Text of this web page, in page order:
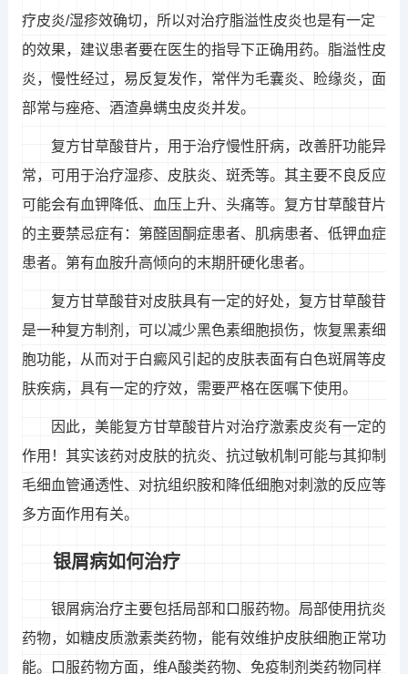
疗皮炎/湿疹效确切，所以对治疗脂溢性皮炎也是有一定
的效果，建议患者要在医生的指导下正确用药。脂溢性皮
炎，慢性经过，易反复发作，常伴为毛囊炎、睑缘炎，面
部常与痤疮、酒渣鼻螨虫皮炎并发。
复方甘草酸苷片，用于治疗慢性肝病，改善肝功能异
常，可用于治疗湿疹、皮肤炎、斑秃等。其主要不良反应
可能会有血钾降低、血压上升、头痛等。复方甘草酸苷片
的主要禁忌症有：第醛固酮症患者、肌病患者、低钾血症
患者。第有血胺升高倾向的末期肝硬化患者。
复方甘草酸苷对皮肤具有一定的好处，复方甘草酸苷
是一种复方制剂，可以减少黑色素细胞损伤，恢复黑素细
胞功能，从而对于白癜风引起的皮肤表面有白色斑屑等皮
肤疾病，具有一定的疗效，需要严格在医嘱下使用。
因此，美能复方甘草酸苷片对治疗激素皮炎有一定的
作用！其实该药对皮肤的抗炎、抗过敏机制可能与其抑制
毛细血管通透性、对抗组织胺和降低细胞对刺激的反应等
多方面作用有关。
银屑病如何治疗
银屑病治疗主要包括局部和口服药物。局部使用抗炎
药物，如糖皮质激素类药物，能有效维护皮肤细胞正常功
能。口服药物方面，维A酸类药物、免疫制剂类药物同样